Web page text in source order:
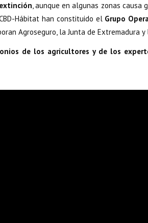
, aunque en algunas zonas causa
Hábitat han constituido el Grupo
Agroseguro, la Junta de Extremadura
de los agricultores y de los